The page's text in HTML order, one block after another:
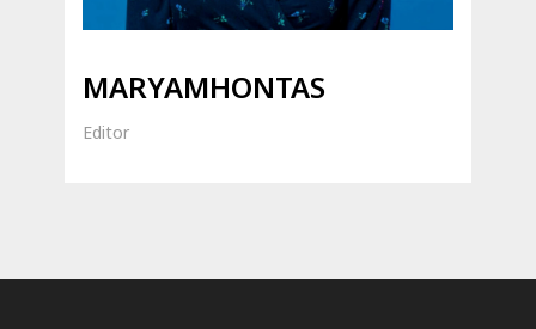
MARYAMHONTAS
Editor